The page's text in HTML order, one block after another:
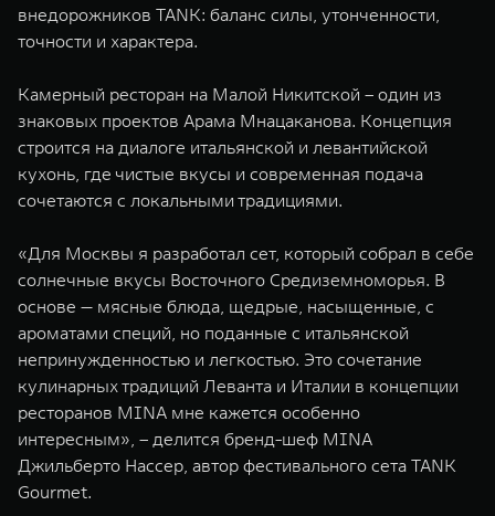
WEY 80
от 6 449 000 ₽ от 8 099
внедорожников TANK: баланс силы, утонченности,
точности и характера.
Камерный ресторан на Малой Никитской – один из
знаковых проектов Арама Мнацаканова. Концепция
строится на диалоге итальянской и левантийской
кухонь, где чистые вкусы и современная подача
сочетаются с локальными традициями.
«Для Москвы я разработал сет, который собрал в себе
солнечные вкусы Восточного Средиземноморья. В
основе — мясные блюда, щедрые, насыщенные, с
ароматами специй, но поданные с итальянской
непринужденностью и легкостью. Это сочетание
кулинарных традиций Леванта и Италии в концепции
ресторанов MINA мне кажется особенно
интересным», – делится бренд-шеф MINA
Джильберто Нассер, автор фестивального сета TANK
Gourmet.